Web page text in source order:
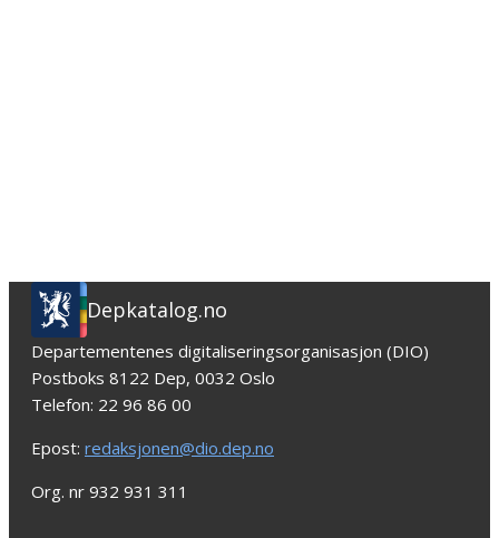
Depkatalog.no
Departementenes digitaliseringsorganisasjon (DIO)
Postboks 8122 Dep, 0032 Oslo
Telefon: 22 96 86 00
Epost: redaksjonen@dio.dep.no
Org. nr 932 931 311